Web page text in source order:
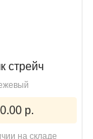
стрейч
р.
на складе